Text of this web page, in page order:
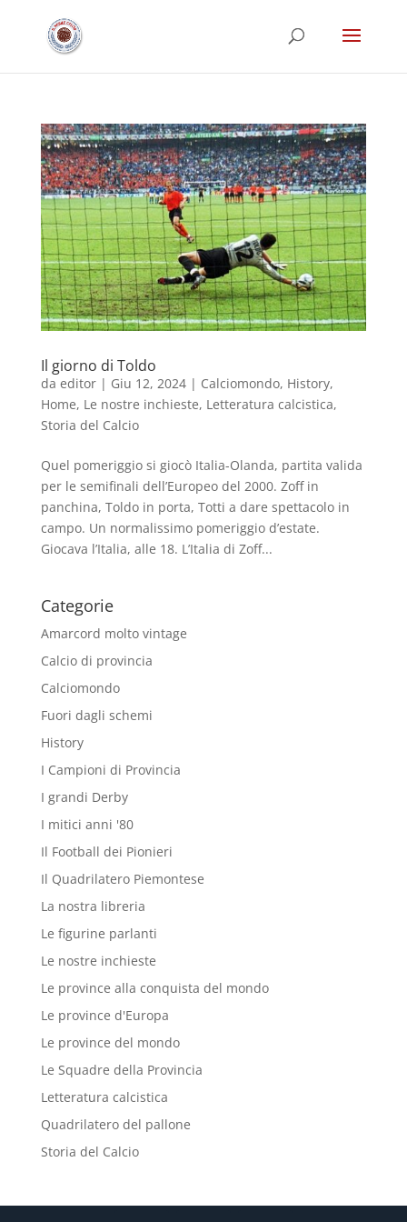
Il giorno di Toldo
da editor| Giu 12, 2024| Calciomondo, History,
Home, Le nostre inchieste, Letteratura calcistica,
Storia del Calcio
Quel pomeriggio si giocò Italia-Olanda, partita valida
per le semifinali dell’Europeo del 2000. Zoff in
panchina, Toldo in porta, Totti a dare spettacolo in
campo. Un normalissimo pomeriggio d’estate.
Giocava l’Italia, alle 18. L’Italia di Zoff...
Categorie
Amarcord molto vintage
Calcio di provincia
Calciomondo
Fuori dagli schemi
History
I Campioni di Provincia
I grandi Derby
I mitici anni '80
Il Football dei Pionieri
Il Quadrilatero Piemontese
La nostra libreria
Le figurine parlanti
Le nostre inchieste
Le province alla conquista del mondo
Le province d'Europa
Le province del mondo
Le Squadre della Provincia
Letteratura calcistica
Quadrilatero del pallone
Storia del Calcio